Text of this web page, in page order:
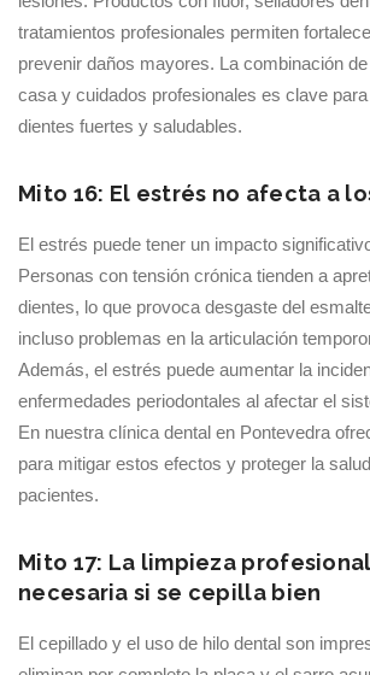
tratamientos profesionales permiten
prevenir daños mayores. La combinación
casa y cuidados profesionales es clave
dientes fuertes y saludables.
Mito 16: El estrés no afecta a
El estrés puede tener un impacto
Personas con tensión crónica tienden a
dientes, lo que provoca desgaste del
incluso problemas en la articulación
Además, el estrés puede aumentar la
enfermedades periodontales al afectar el
En nuestra clínica dental en Pontevedra
para mitigar estos efectos y proteger la
pacientes.
Mito 17: La limpieza
necesaria si se cepilla bien
El cepillado y el uso de hilo dental son